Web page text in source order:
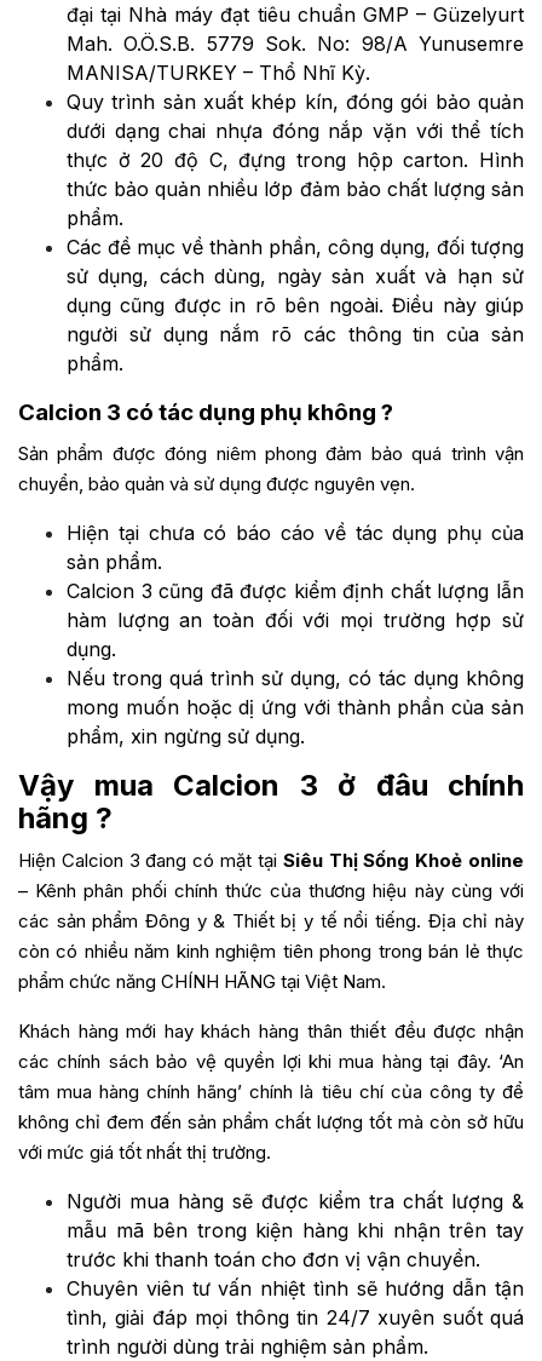
đại tại Nhà máy đạt tiêu chuẩn GMP – Güzelyurt
Mah. O.Ö.S.B. 5779 Sok. No: 98/A Yunusemre
MANISA/TURKEY – Thổ Nhĩ Kỳ.
Quy trình sản xuất khép kín, đóng gói bảo quản
dưới dạng chai nhựa đóng nắp vặn với thể tích
thực ở 20 độ C, đựng trong hộp carton. Hình
thức bảo quản nhiều lớp đảm bảo chất lượng sản
phẩm.
Các đề mục về thành phần, công dụng, đối tượng
sử dụng, cách dùng, ngày sản xuất và hạn sử
dụng cũng được in rõ bên ngoài. Điều này giúp
người sử dụng nắm rõ các thông tin của sản
phẩm.
Calcion 3 có tác dụng phụ không ?
Sản phẩm được đóng niêm phong đảm bảo quá trình vận
chuyển, bảo quản và sử dụng được nguyên vẹn.
Hiện tại chưa có báo cáo về tác dụng phụ của
sản phẩm.
Calcion 3 cũng đã được kiểm định chất lượng lẫn
hàm lượng an toàn đối với mọi trường hợp sử
dụng.
Nếu trong quá trình sử dụng, có tác dụng không
mong muốn hoặc dị ứng với thành phần của sản
phẩm, xin ngừng sử dụng.
Vậy mua Calcion 3 ở đâu chính
hãng ?
Hiện Calcion 3 đang có mặt tại Siêu Thị Sống Khoẻ online
– Kênh phân phối chính thức của thương hiệu này cùng với
các sản phẩm Đông y & Thiết bị y tế nổi tiếng. Địa chỉ này
còn có nhiều năm kinh nghiệm tiên phong trong bán lẻ thực
phẩm chức năng CHÍNH HÃNG tại Việt Nam.
Khách hàng mới hay khách hàng thân thiết đều được nhận
các chính sách bảo vệ quyền lợi khi mua hàng tại đây. ‘An
tâm mua hàng chính hãng’ chính là tiêu chí của công ty để
không chỉ đem đến sản phẩm chất lượng tốt mà còn sở hữu
với mức giá tốt nhất thị trường.
Người mua hàng sẽ được kiểm tra chất lượng &
mẫu mã bên trong kiện hàng khi nhận trên tay
trước khi thanh toán cho đơn vị vận chuyển.
Chuyên viên tư vấn nhiệt tình sẽ hướng dẫn tận
tình, giải đáp mọi thông tin 24/7 xuyên suốt quá
trình người dùng trải nghiệm sản phẩm.